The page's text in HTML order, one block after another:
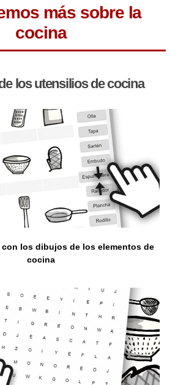
más sobre la
cocina
los utensilios de cocina
los dibujos de los elementos de
cocina